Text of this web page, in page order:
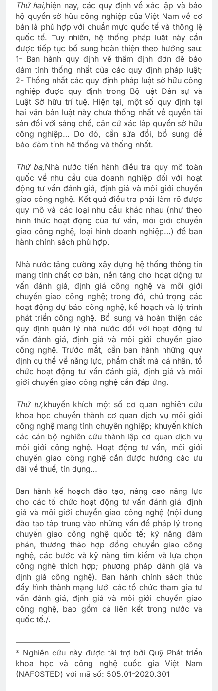
Thứ hai,hiện nay, các quy định về xác lập và bảo
hộ quyền sở hữu công nghiệp của Việt Nam về cơ
bản là phù hợp với chuẩn mực quốc tế và thông lệ
quốc tế. Tuy nhiên, hệ thống pháp luật này cần
được tiếp tục bổ sung hoàn thiện theo hướng sau:
1- Ban hành quy định về thẩm định đơn để bảo
đảm tính thống nhất của các quy định pháp luật;
2- Thống nhất các quy định pháp luật sở hữu công
nghiệp được quy định trong Bộ luật Dân sự và
Luật Sở hữu trí tuệ. Hiện tại, một số quy định tại
hai văn bản luật này chưa thống nhất về quyền tài
sản đối với sáng chế, căn cứ xác lập quyền sở hữu
công nghiệp… Do đó, cần sửa đổi, bổ sung để
bảo đảm tính hệ thống và thống nhất.
Thứ ba,Nhà nước tiến hành điều tra quy mô toàn
quốc về nhu cầu của doanh nghiệp đối với hoạt
động tư vấn đánh giá, định giá và môi giới chuyển
giao công nghệ. Kết quả điều tra phải làm rõ được
quy mô và các loại nhu cầu khác nhau (như theo
hình thức hoạt động của tư vấn, môi giới chuyển
giao công nghệ, loại hình doanh nghiệp…) để ban
hành chính sách phù hợp.
Nhà nước tăng cường xây dựng hệ thống thông tin
mang tính chất cơ bản, nền tảng cho hoạt động tư
vấn đánh giá, định giá công nghệ và môi giới
chuyển giao công nghệ; trong đó, chú trọng các
hoạt động dự báo công nghệ, kế hoạch và lộ trình
phát triển công nghệ. Bổ sung và hoàn thiện các
quy định quản lý nhà nước đối với hoạt động tư
vấn đánh giá, định giá và môi giới chuyển giao
công nghệ. Trước mắt, cần ban hành những quy
định cụ thể về năng lực, phẩm chất mà cá nhân, tổ
chức hoạt động tư vấn đánh giá, định giá và môi
giới chuyển giao công nghệ cần đáp ứng.
Thứ tư,khuyến khích một số cơ quan nghiên cứu
khoa học chuyển thành cơ quan dịch vụ môi giới
công nghệ mang tính chuyên nghiệp; khuyến khích
các cán bộ nghiên cứu thành lập cơ quan dịch vụ
môi giới công nghệ. Hoạt động tư vấn, môi giới
chuyển giao công nghệ cần được hưởng các ưu
đãi về thuế, tín dụng…
Ban hành kế hoạch đào tạo, nâng cao năng lực
cho các tổ chức hoạt động tư vấn đánh giá, định
giá và môi giới chuyển giao công nghệ (nội dung
đào tạo tập trung vào những vấn đề pháp lý trong
chuyển giao công nghệ quốc tế; kỹ năng đàm
phán, thương thảo hợp đồng chuyển giao công
nghệ, các bước và kỹ năng tìm kiếm và lựa chọn
công nghệ thích hợp; phương pháp đánh giá và
định giá công nghệ). Ban hành chính sách thúc
đẩy hình thành mạng lưới các tổ chức tham gia tư
vấn đánh giá, định giá và môi giới chuyển giao
công nghệ, bao gồm cả liên kết trong nước và
quốc tế./.
———————
* Nghiên cứu này được tài trợ bởi Quỹ Phát triển
khoa học và công nghệ quốc gia Việt Nam
(NAFOSTED) với mã số: 505.01-2020.301